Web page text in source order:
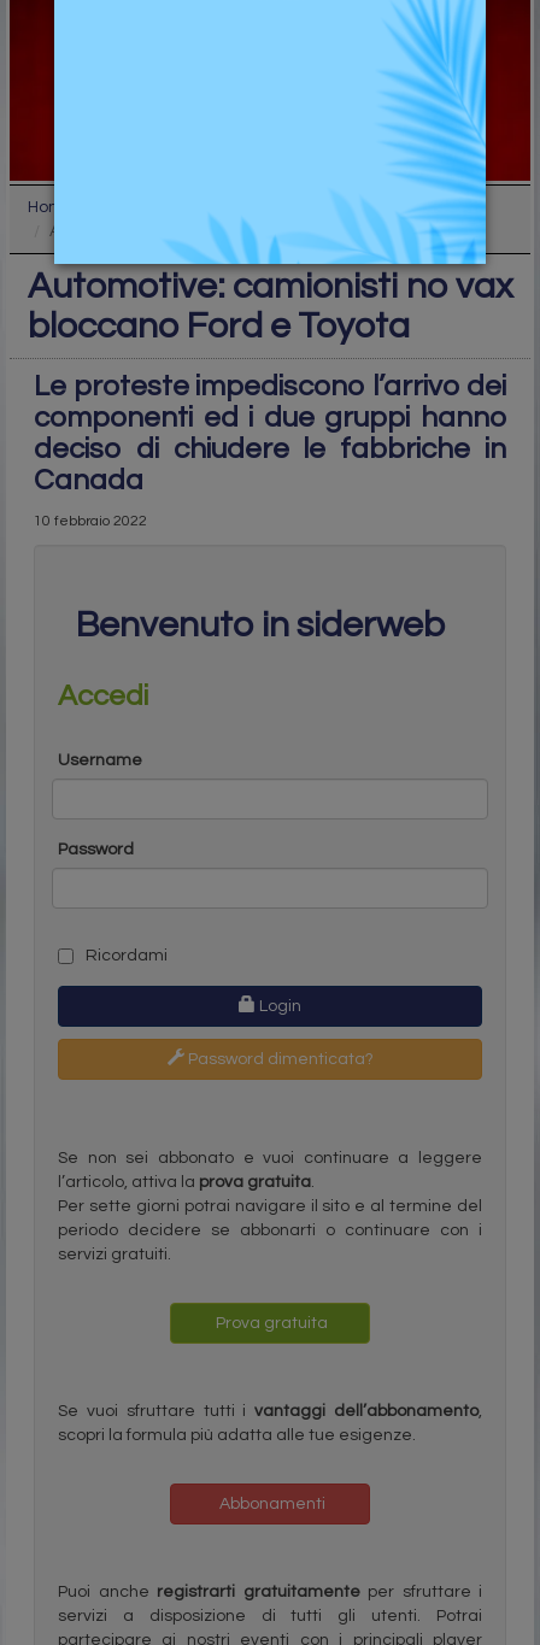
Home
Automotive: camionisti no vax bloccano Ford e Toyo...
Automotive: camionisti no vax
bloccano Ford e Toyota
Le proteste impediscono l’arrivo dei
componenti ed i due gruppi hanno
deciso di chiudere le fabbriche in
Canada
10 febbraio 2022
Benvenuto in siderweb
Accedi
Username
Password
Ricordami
Login
Password dimenticata?
Se non sei abbonato e vuoi continuare a leggere
l’articolo, attiva la prova gratuita.
Per sette giorni potrai navigare il sito e al termine del
periodo decidere se abbonarti o continuare con i
servizi gratuiti.
Prova gratuita
Se vuoi sfruttare tutti ivantaggi dell’abbonamento,
scopri la formula più adatta alle tue esigenze.
Abbonamenti
Puoi anche registrarti gratuitamenteper sfruttare i
servizi a disposizione di tutti gli utenti. Potrai
partecipare ai nostri eventi con i principali player